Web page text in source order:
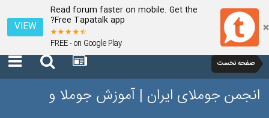
Read forum faster on mobile. Get the
Free Tapatalk app?
FREE - on Google Play
VIEW
صفحه نخست
انجمن جوملای ایران | آموزش جوملا و